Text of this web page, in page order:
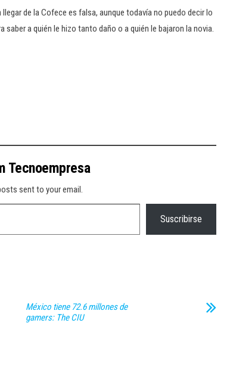
de la Cofece es falsa, aunque todavía no puedo decir lo
a quién le hizo tanto daño o a quién le bajaron la novia.
Tecnoempresa
sent to your email.
Suscribirse
México tiene 72.6 millones de
gamers: The CIU